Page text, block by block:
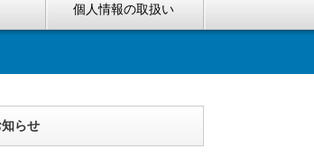
個人情報の取扱い
らせ